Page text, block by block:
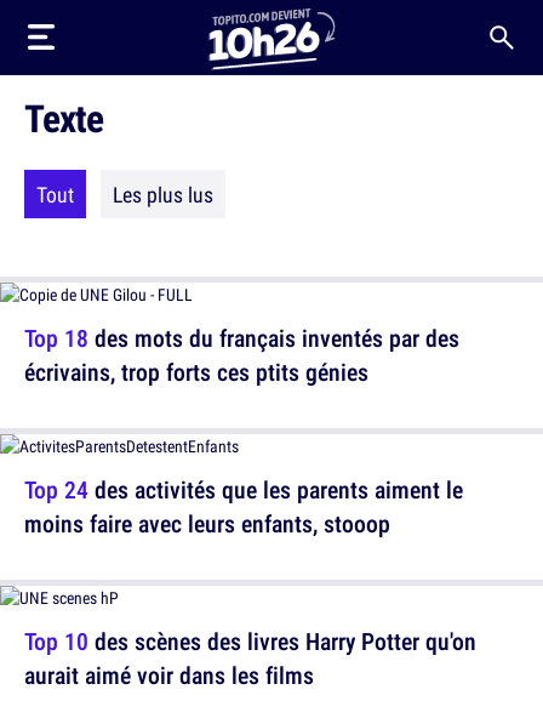
Texte
Tout Les plus lus
Top 18 des mots du français inventés par des
écrivains, trop forts ces ptits génies
Top 10 des scènes des livres Harry Potter qu'on
aurait aimé voir dans les films
Top 24des activités que les parents aiment le
moins faire avec leurs enfants, stooop